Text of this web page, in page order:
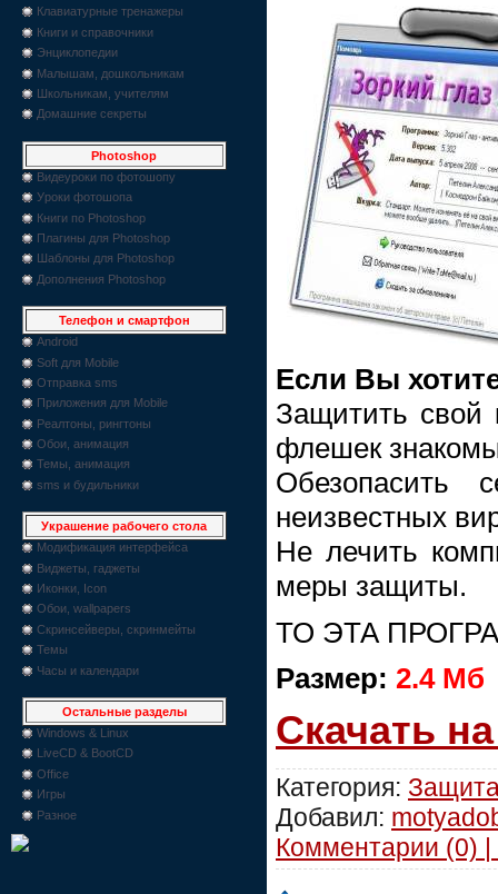
Клавиатурные тренажеры
Книги и справочники
Энциклопедии
Малышам, дошкольникам
Школьникам, учителям
Домашние секреты
Photoshop
Видеуроки по фотошопу
Уроки фотошопа
Книги по Photoshop
Плагины для Photoshop
Шаблоны для Photoshop
Дополнения Photoshop
Телефон и смартфон
Android
Soft для Mobile
Отправка sms
Приложения для Mobile
Реалтоны, рингтоны
Обои, анимация
Темы, анимация
sms и будильники
Украшение рабочего стола
Модификация интерфейса
Виджеты, гаджеты
Иконки, Icon
Обои, wallpapers
Скринсейверы, скринмейты
Темы
Часы и календари
Остальные разделы
Windows & Linux
LiveCD & BootCD
Office
Игры
Разное
Если Вы
Защитить свой
флешек
неизвестных
Не лечить
меры защиты.
ТО ЭТА
Размер: 2.4 Мб
Скачать
Категория:
Добавил:
Комментарии (0) |